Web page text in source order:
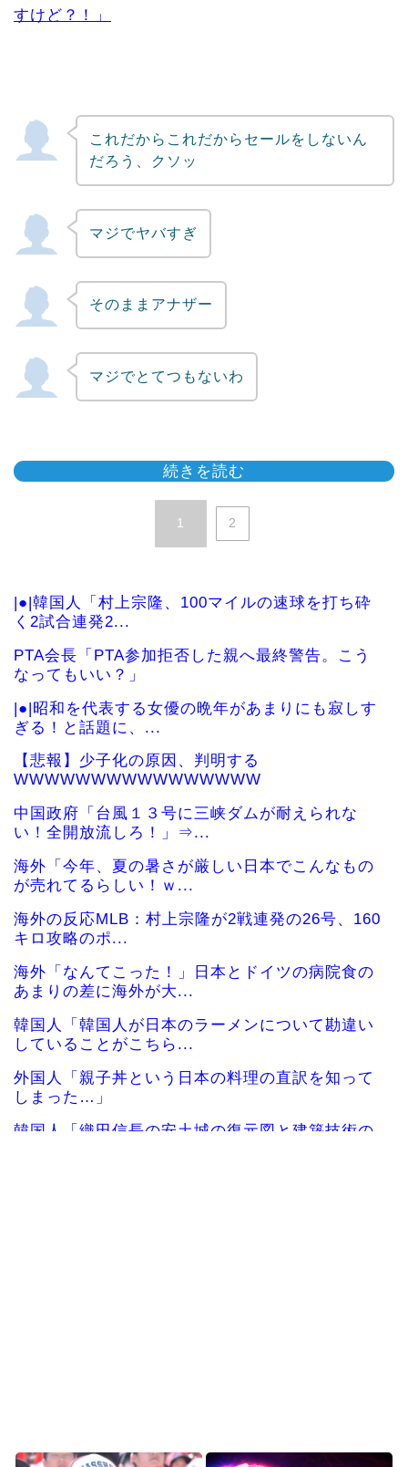
すけど？！」
これだからこれだからセールをしないん
だろう、クソッ
マジでヤバすぎ
そのままアナザー
マジでとてつもないわ
続きを読む
1 2
|●|韓国人「村上宗隆、100マイルの速球を打ち砕
く2試合連発2...
PTA会長「PTA参加拒否した親へ最終警告。こう
なってもいい？」
|●|昭和を代表する女優の晩年があまりにも寂しす
ぎる！と話題に、...
【悲報】少子化の原因、判明する
WWWWWWWWWWWWWWWW
中国政府「台風１３号に三峡ダムが耐えられな
い！全開放流しろ！」⇒...
海外「今年、夏の暑さが厳しい日本でこんなもの
が売れてるらしい！ｗ...
海外の反応MLB：村上宗隆が2戦連発の26号、160
キロ攻略のポ...
海外「なんてこった！」日本とドイツの病院食の
あまりの差に海外が大...
韓国人「韓国人が日本のラーメンについて勘違い
していることがこちら...
外国人「親子丼という日本の料理の直訳を知って
しまった…」
韓国人「織田信長の安土城の復元図と建築技術の